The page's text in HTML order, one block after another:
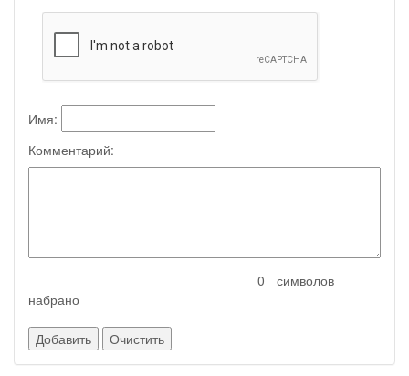
Имя:
Комментарий:
символов
набрано